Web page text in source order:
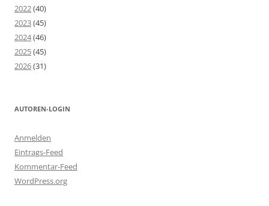
2022(40)
2023(45)
2024(46)
2025(45)
2026(31)
AUTOREN-LOGIN
Anmelden
Eintrags-Feed
Kommentar-Feed
WordPress.org